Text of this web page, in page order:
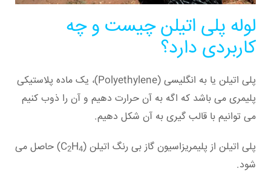
لوله پلی اتیلن چیست و چه
کاربردی دارد؟
پلی اتیلن یا به انگلیسی (Polyethylene)، یک ماده پلاستیکی
پلیمری می باشد که اگه به آن حرارت دهیم و آن را ذوب کنیم
می توانیم با قالب گیری به آن شکل دهیم.
پلی اتیلن از پلیمریزاسیون گاز بی رنگ اتیلن (C
2H4
) حاصل می
شود.